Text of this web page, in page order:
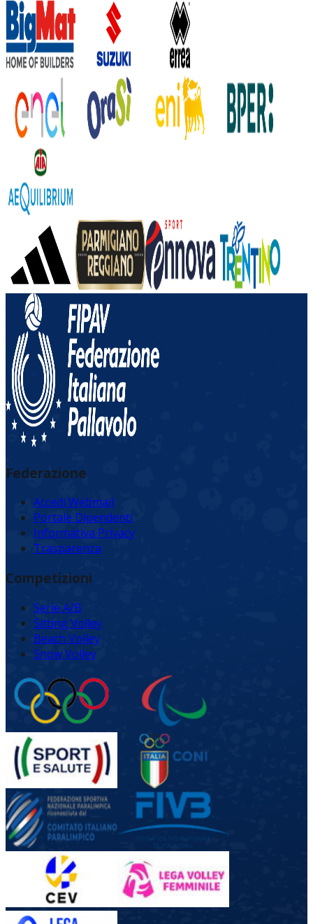
Federazione
Accedi Webmail
Portale Dipendenti
Informativa Privacy
Trasparenza
Competizioni
Serie A/B
Sitting Volley
Beach Volley
Snow Volley